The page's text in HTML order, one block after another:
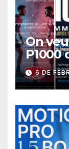
On
P1000
6 DE